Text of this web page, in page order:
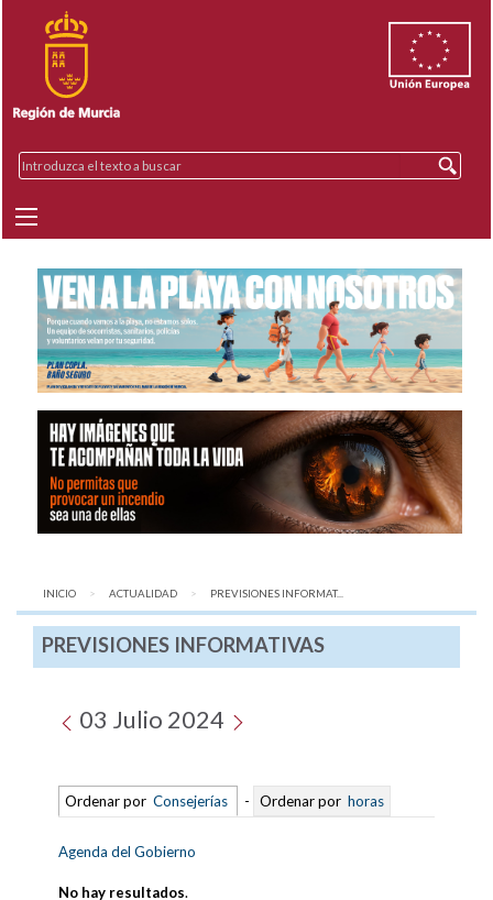
INICIO ACTUALIDAD AQUÍ:
PREVISIONES INFORMAT...
PREVISIONES INFORMATIVAS
03 Julio 2024
Ordenar por Consejerías - Ordenar por horas
Agenda del Gobierno
No hay resultados.